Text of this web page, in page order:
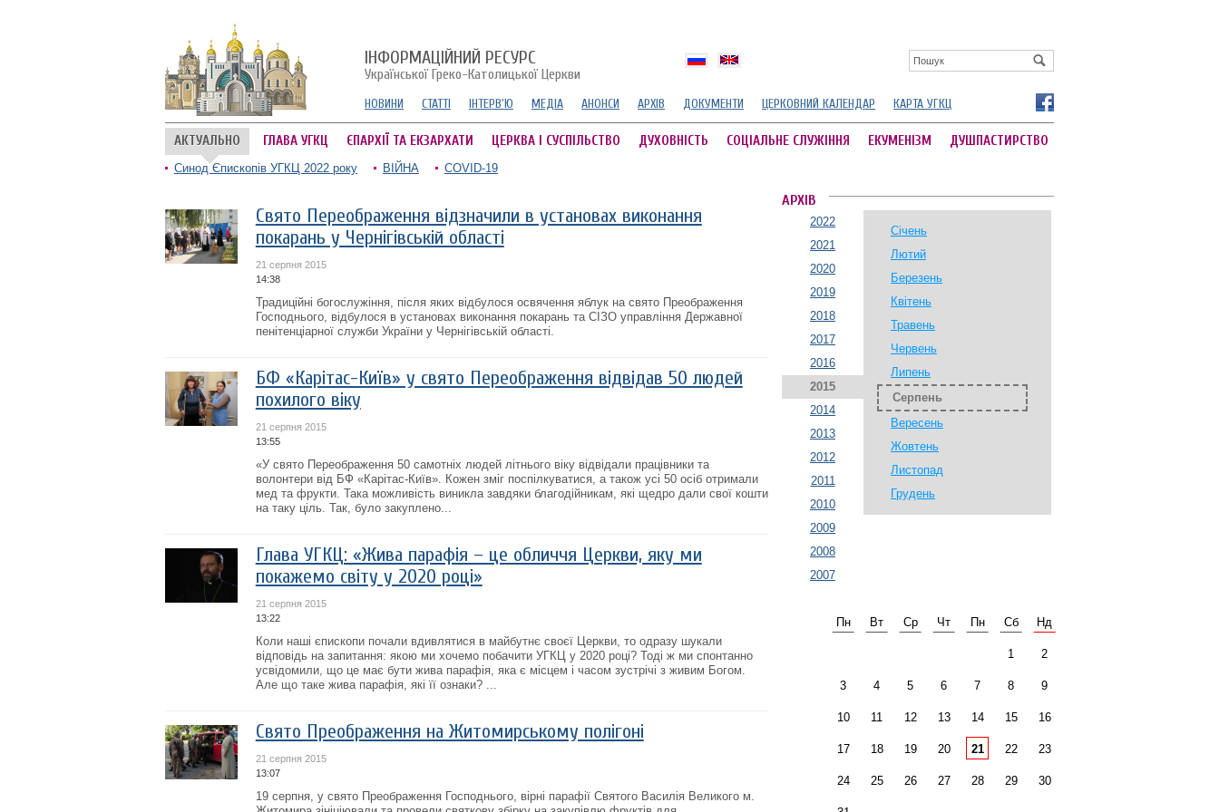
ІНФОРМАЦІЙНИЙ РЕСУРС
Української Греко-Католицької Церкви
НОВИНИ СТАТТІ ІНТЕРВ'Ю МЕДІА АНОНСИ АРХІВ ДОКУМЕНТИ ЦЕРКОВНИЙ КАЛЕНДАР КАРТА УГКЦ
АКТУАЛЬНО ГЛАВА УГКЦ ЄПАРХІЇ ТА ЕКЗАРХАТИ ЦЕРКВА І СУСПІЛЬСТВО ДУХОВНІСТЬ СОЦІАЛЬНЕ СЛУЖІННЯ ЕКУМЕНІЗМ ДУШПАСТИРСТВО
Синод Єпископів УГКЦ 2022 року ВІЙНА COVID-19
Свято Переображення відзначили в установах виконання
покарань у Чернігівській області
21 серпня 2015
14:38
Традиційні богослужіння, після яких відбулося освячення яблук на свято Преображення
Господнього, відбулося в установах виконання покарань та СІЗО управління Державної
пенітенціарної служби України у Чернігівській області.
БФ «Карітас-Київ» у свято Переображення відвідав 50 людей
похилого віку
21 серпня 2015
13:55
«У свято Переображення 50 самотніх людей літнього віку відвідали працівники та
волонтери від БФ «Карітас-Київ». Кожен зміг поспілкуватися, а також усі 50 осіб отримали
мед та фрукти. Така можливість виникла завдяки благодійникам, які щедро дали свої кошти
на таку ціль. Так, було закуплено...
Глава УГКЦ: «Жива парафія – це обличчя Церкви, яку ми
покажемо світу у 2020 році»
21 серпня 2015
13:22
Коли наші єпископи почали вдивлятися в майбутнє своєї Церкви, то одразу шукали
відповідь на запитання: якою ми хочемо побачити УГКЦ у 2020 році? Тоді ж ми спонтанно
усвідомили, що це має бути жива парафія, яка є місцем і часом зустрічі з живим Богом.
Але що таке жива парафія, які її ознаки? ...
Свято Преображення на Житомирському полігоні
21 серпня 2015
13:07
19 серпня, у свято Преображення Господнього, вірні парафії Святого Василія Великого м.
АРХІВ
2022
2021
2020
2019
2018
2017
2016
2015
2014
2013
2012
2011
2010
2009
2008
2007
Січень
Лютий
Березень
Квітень
Травень
Червень
Липень
Серпень
Вересень
Жовтень
Листопад
Грудень
Пн Вт Ср Чт Пн Сб Нд
1 2
3 4 5 6 7 8 9
10 11 12 13 14 15 16
17 18 19 20 21 22 23
24 25 26 27 28 29 30